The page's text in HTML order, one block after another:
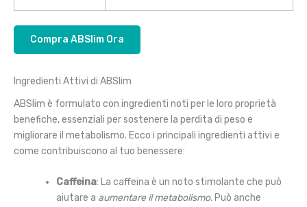
Compra ABSlim Ora
Ingredienti Attivi di ABSlim
ABSlim è formulato con ingredienti noti per le loro proprietà
benefiche, essenziali per sostenere la perdita di peso e
migliorare il metabolismo. Ecco i principali ingredienti attivi e
come contribuiscono al tuo benessere:
Caffeina: La caffeina è un noto stimolante che può
aiutare a aumentare il metabolismo. Può anche